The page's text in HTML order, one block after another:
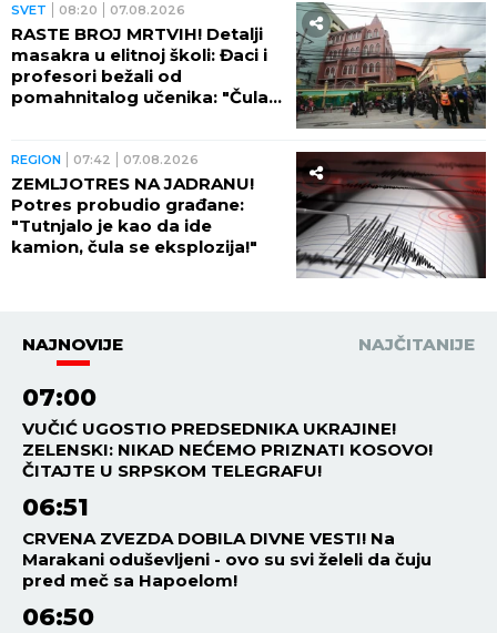
SVET 08:20 07.08.2026
RASTE BROJ MRTVIH! Detalji
masakra u elitnoj školi: Đaci i
profesori bežali od
pomahnitalog učenika: "Čula
REGION 07:42 07.08.2026
ZEMLJOTRES NA JADRANU!
Potres probudio građane:
"Tutnjalo je kao da ide
kamion, čula se eksplozija!"
NAJNOVIJE NAJČITANIJE
07:00
VUČIĆ UGOSTIO PREDSEDNIKA UKRAJINE!
ZELENSKI: NIKAD NEĆEMO PRIZNATI KOSOVO!
ČITAJTE U SRPSKOM TELEGRAFU!
06:51
CRVENA ZVEZDA DOBILA DIVNE VESTI! Na
Marakani oduševljeni - ovo su svi želeli da čuju
pred meč sa Hapoelom!
06:50